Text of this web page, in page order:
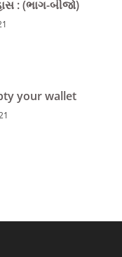
: (ભાગ-બીજો)
your wallet